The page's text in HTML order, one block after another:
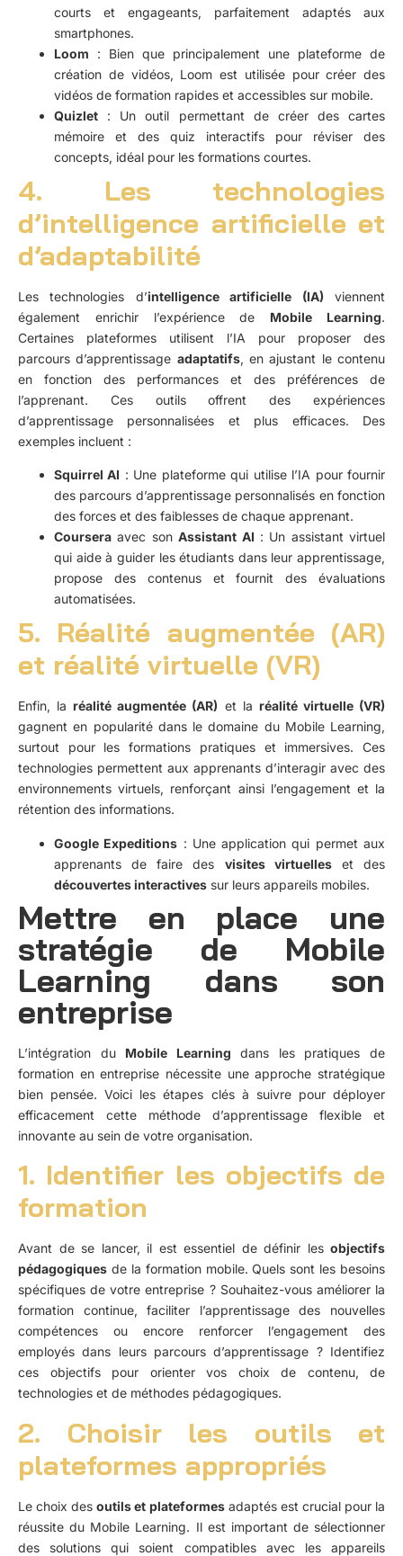
courts et engageants, parfaitement adaptés aux
smartphones.
Loom : Bien que principalement une plateforme de
création de vidéos, Loom est utilisée pour créer des
vidéos de formation rapides et accessibles sur mobile.
Quizlet : Un outil permettant de créer des cartes
mémoire et des quiz interactifs pour réviser des
concepts, idéal pour les formations courtes.
4. Les technologies
d’intelligence artificielle et
d’adaptabilité
Les technologies d’intelligence artificielle (IA) viennent
également enrichir l’expérience de Mobile Learning.
Certaines plateformes utilisent l’IA pour proposer des
parcours d’apprentissage adaptatifs, en ajustant le contenu
en fonction des performances et des préférences de
l’apprenant. Ces outils offrent des expériences
d’apprentissage personnalisées et plus efficaces. Des
exemples incluent :
Squirrel AI : Une plateforme qui utilise l’IA pour fournir
des parcours d’apprentissage personnalisés en fonction
des forces et des faiblesses de chaque apprenant.
Coursera avec sonAssistant AI : Un assistant virtuel
qui aide à guider les étudiants dans leur apprentissage,
propose des contenus et fournit des évaluations
automatisées.
5. Réalité augmentée (AR)
et réalité virtuelle (VR)
Enfin, laréalité augmentée (AR) et la réalité virtuelle (VR)
gagnent en popularité dans le domaine du Mobile Learning,
surtout pour les formations pratiques et immersives. Ces
technologies permettent aux apprenants d’interagir avec des
environnements virtuels, renforçant ainsi l’engagement et la
rétention des informations.
Google Expeditions : Une application qui permet aux
apprenants de faire des visites virtuelleset des
découvertes interactives sur leurs appareils mobiles.
Mettre en place une
stratégie de Mobile
Learning dans son
entreprise
L’intégration du Mobile Learning dans les pratiques de
formation en entreprise nécessite une approche stratégique
bien pensée. Voici les étapes clés à suivre pour déployer
efficacement cette méthode d’apprentissage flexible et
innovante au sein de votre organisation.
1. Identifier les objectifs de
formation
Avant de se lancer, il est essentiel de définir les objectifs
pédagogiques de la formation mobile. Quels sont les besoins
spécifiques de votre entreprise ? Souhaitez-vous améliorer la
formation continue, faciliter l’apprentissage des nouvelles
compétences ou encore renforcer l’engagement des
employés dans leurs parcours d’apprentissage ? Identifiez
ces objectifs pour orienter vos choix de contenu, de
technologies et de méthodes pédagogiques.
2. Choisir les outils et
plateformes appropriés
Le choix desoutils et plateformesadaptés est crucial pour la
réussite du Mobile Learning. Il est important de sélectionner
des solutions qui soient compatibles avec les appareils